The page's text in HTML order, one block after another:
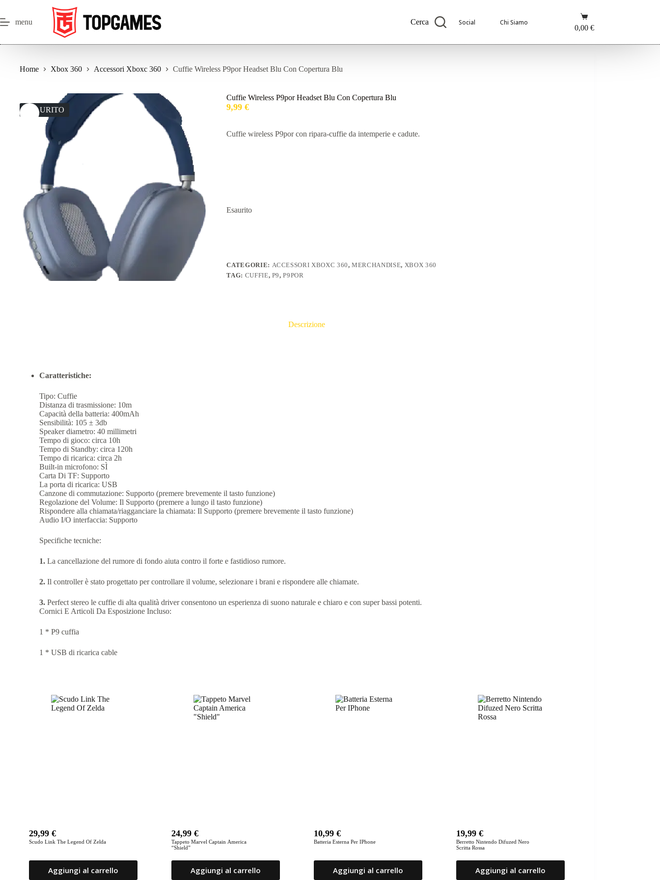
contenuto
menu Cerca Social Chi Siamo
Carrello
0,00 €
Home Xbox 360 Accessori Xboxc 360 Cuffie Wireless P9por Headset Blu Con Copertura Blu
ESAURITO
Cuffie Wireless P9por Headset Blu Con Copertura Blu
9,99€
Cuffie wireless P9por con ripara-cuffie da intemperie e cadute.
Esaurito
CATEGORIE: ACCESSORI XBOXC 360,MERCHANDISE, XBOX 360
TAG: CUFFIE, P9,P9POR
Descrizione
Caratteristiche:
Tipo: Cuffie
Distanza di trasmissione: 10m
Capacità della batteria: 400mAh
Sensibilità: 105 ± 3db
Speaker diametro: 40 millimetri
Tempo di gioco: circa 10h
Tempo di Standby: circa 120h
Tempo di ricarica: circa 2h
Built-in microfono: SÌ
Carta Di TF: Supporto
La porta di ricarica: USB
Canzone di commutazione: Supporto (premere brevemente il tasto funzione)
Regolazione del Volume: Il Supporto (premere a lungo il tasto funzione)
Rispondere alla chiamata/riagganciare la chiamata: Il Supporto (premere brevemente il tasto funzione)
Audio I/O interfaccia: Supporto
Specifiche tecniche:
1. La cancellazione del rumore di fondo aiuta contro il forte e fastidioso rumore.
2. Il controller è stato progettato per controllare il volume, selezionare i brani e rispondere alle chiamate.
3. Perfect stereo le cuffie di alta qualità driver consentono un esperienza di suono naturale e chiaro e con super bassi potenti.
Cornici E Articoli Da Esposizione Incluso:
1 * P9 cuffia
1 * USB di ricarica cable
Scudo Link The Legend Of Zelda
29,99€
Aggiungi al carrello
Tappeto Marvel Captain America
“Shield”
24,99€
Aggiungi al carrello
Batteria Esterna Per IPhone
10,99€
Aggiungi al carrello
Berretto Nintendo Difuzed Nero
Scritta Rossa
19,99€
Aggiungi al carrello